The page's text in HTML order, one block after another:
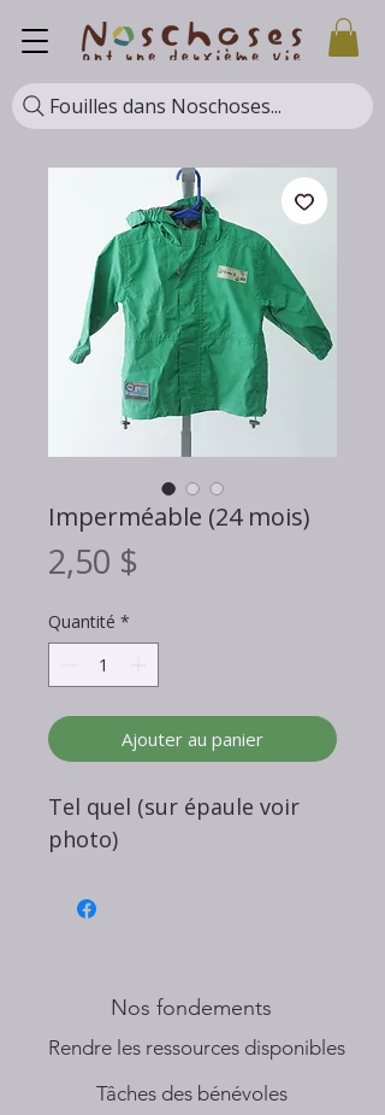
Fouilles dans Noschoses...
Imperméable (24 mois)
2,50 $
Quantité *
Ajouter au panier
Tel quel (sur épaule voir
photo)
Nos fondements
​Rendre les ressources disponibles
Tâches des bénévoles